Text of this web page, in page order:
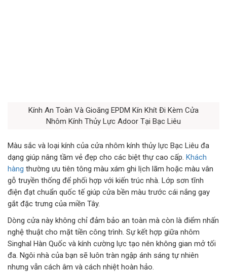
Kính An Toàn Và Gioăng EPDM Kín Khít Đi Kèm Cửa
Nhôm Kính Thủy Lực Adoor Tại Bạc Liêu
Màu sắc và loại kính của cửa nhôm kính thủy lực Bạc Liêu đa
dạng giúp nâng tầm vẻ đẹp cho các biệt thự cao cấp. Khách
hàng thường ưu tiên tông màu xám ghi lịch lãm hoặc màu vân
gỗ truyền thống để phối hợp với kiến trúc nhà. Lớp sơn tĩnh
điện đạt chuẩn quốc tế giúp cửa bền màu trước cái nắng gay
gắt đặc trưng của miền Tây.
Dòng cửa này không chỉ đảm bảo an toàn mà còn là điểm nhấn
nghệ thuật cho mặt tiền công trình. Sự kết hợp giữa nhôm
Singhal Hàn Quốc và kính cường lực tạo nên không gian mở tối
đa. Ngôi nhà của bạn sẽ luôn tràn ngập ánh sáng tự nhiên
nhưng vẫn cách âm và cách nhiệt hoàn hảo.